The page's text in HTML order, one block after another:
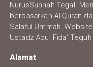
NurusSunnah Tegal.
berdasarkan Al-Quran
Salaful Ummah.
Ustadz Abul Fida'
Alamat